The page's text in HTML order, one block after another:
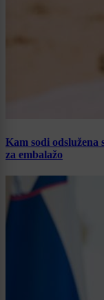
Kam sodi odslužena
za embalažo